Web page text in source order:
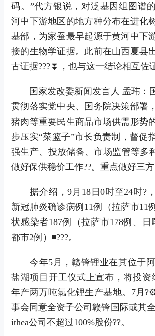
码。”代方银说，对泛基因组图谱
河中下游地区的地方种分布在进化
基部，为家蚕最早起源于黄河中下
接的生物学证据。此前在山西夏县
古证据???⏬，也与这一结论相互佐证
国家发改委新闻发言人 孟玮：
贯彻落实党中央、国务院决策部署
猪肉等重要民生商品市场供需形势
步压实“菜篮子”市长负责制，督促
强生产、投放储备、市场监管等多
做好保供稳价工作??。 重点做好三方
据介绍，9月18日0时至24时?
新冠肺炎确诊病例11例（拉萨市11
状感染者187例（拉萨市178例、日
都市2例）◾???。
今年5月，赣锋锂业在其位于阿
盐湖项目开工仪式上宣布，将投资
年产两万吨氯化锂生产基地。7月
事会同意全资子公司赣锋国际或其
ithea公司不超过100%股份??。